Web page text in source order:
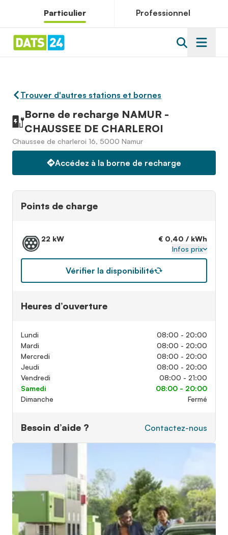
Particulier Professionnel
Trouver d'autres stations et bornes
Borne de recharge NAMUR -
CHAUSSEE DE CHARLEROI
Chaussee de charleroi 16, 5000 Namur
Accédez à la borne de recharge
Points de charge
22 kW
€ 0,40 / kWh
Infos prix
Vérifier la disponibilité
Heures d’ouverture
Lundi
08:00 - 20:00
Mardi
08:00 - 20:00
Mercredi
08:00 - 20:00
Jeudi
08:00 - 20:00
Vendredi
08:00 - 21:00
Samedi
08:00 - 20:00
Dimanche
Fermé
Besoin d’aide ? Contactez-nous